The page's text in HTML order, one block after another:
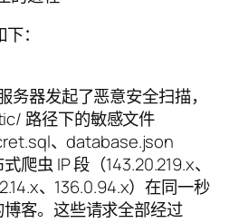
：
务器发起了恶意安全扫描，
路径下的敏感文件
、database.json
爬虫 IP 段（143.20.219.x、
、136.0.94.x）在同一秒
客。这些请求全部经过